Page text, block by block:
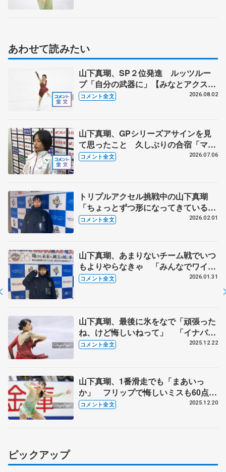
あわせて読みたい
山下真瑚、SP２位発進 ルッツルー
プ「自分の武器に」【みなとアクスル
杯SP】
コメント全文 2026.08.02
山下真瑚、GPシリーズアサインを見
て思ったこと 久しぶりの合宿「マコ
にしかできないことを」 【全日本シ
コメント全文 2026.07.06
トリプルアクセル挑戦中の山下真瑚
「ちょっとずつ形になってきているの
で、そのうち入れられたら良いな」
コメント全文 2026.02.01
山下真瑚、あまりないチーム戦でいつ
もよりやらなきゃ 「みんなでワイワ
イしながら、すごいいいチームだな」
コメント全文 2026.01.31
山下真瑚、最後に氷をなで「頑張った
ね、けど悔しいねって」 「イナバウ
アーとかイーグルとか記憶に残るコレ
コメント全文 2025.12.22
山下真瑚、1番滑走でも「まあいっ
か」 フリップで悔しいミスも60点台
【全日本フィギュア女子SP】
コメント全文 2025.12.20
ピックアップ